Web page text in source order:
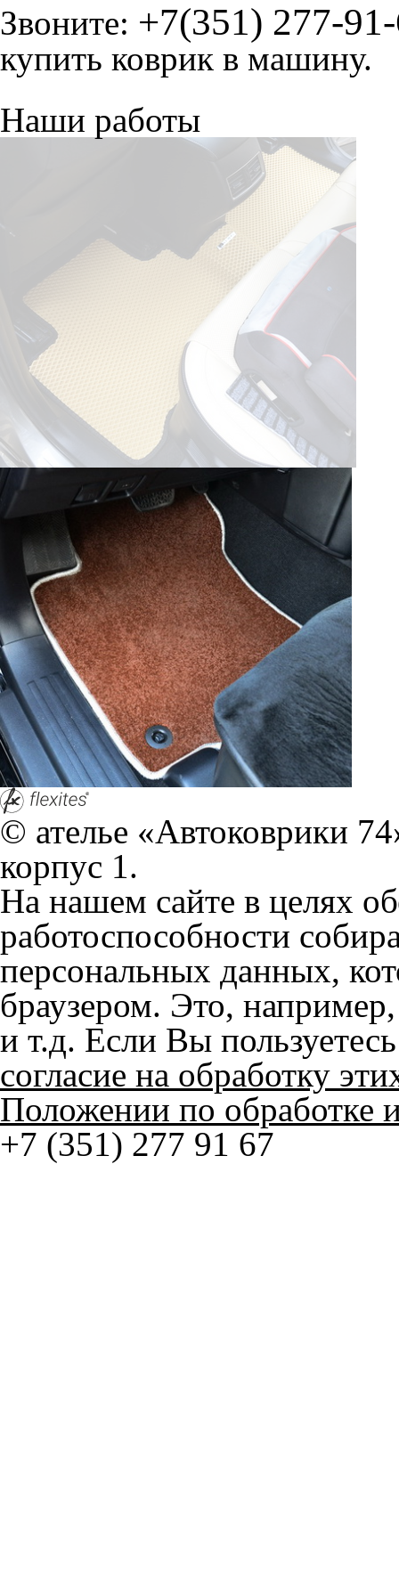
Звоните: +7(351) 277-
купить коврик в машину.
Наши работы
© ателье «Автоковрики
корпус 1.
На нашем сайте в целях
работоспособности
персональных данных,
браузером. Это,
и т.д. Если Вы
согласие на обработку
Положении по обработке
+7 (351) 277 91 67